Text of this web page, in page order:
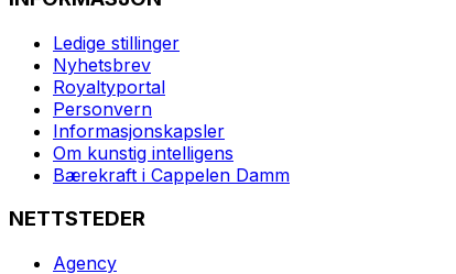
Ledige stillinger
Nyhetsbrev
Royaltyportal
Personvern
Informasjonskapsler
Om kunstig intelligens
Bærekraft i Cappelen Damm
NETTSTEDER
Agency